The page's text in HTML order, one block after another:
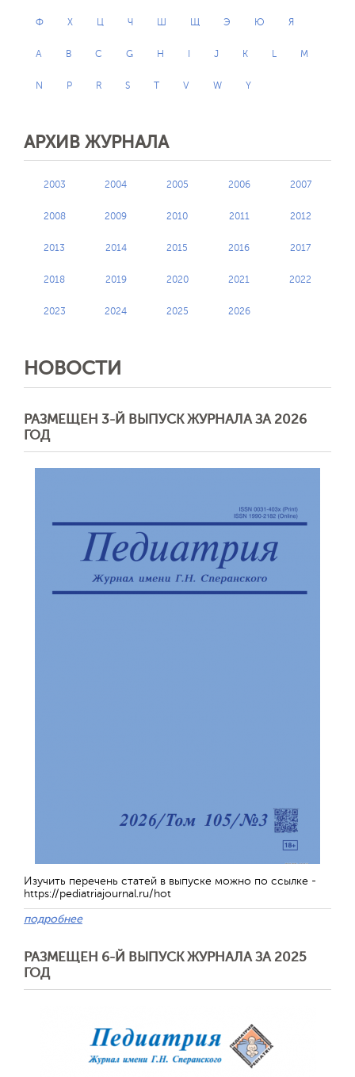
Ф Х Ц Ч Ш Щ Э Ю Я
A B C G H J K L M
N P R S T V W Y
АРХИВ ЖУРНАЛА
2003 2004 2005 2006 2007
2008 2009 2010 2011 2012
2013 2014 2015 2016 2017
2018 2019 2020 2021 2022
2023 2024 2025 2026
НОВОСТИ
РАЗМЕЩЕН 3-Й ВЫПУСК ЖУРНАЛА ЗА 2026
ГОД
Изучить перечень статей в выпуске можно по ссылке -
https://pediatriajournal.ru/hot
подробнее
РАЗМЕЩЕН 6-Й ВЫПУСК ЖУРНАЛА ЗА 2025
ГОД